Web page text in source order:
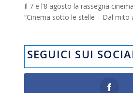
Il 7 e l’8 agosto la rassegna
“Cinema sotto le stelle – Dal mito
SEGUICI SUI